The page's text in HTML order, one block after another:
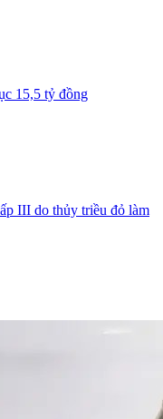
15,5 tỷ đồng
III do thủy triều đỏ làm